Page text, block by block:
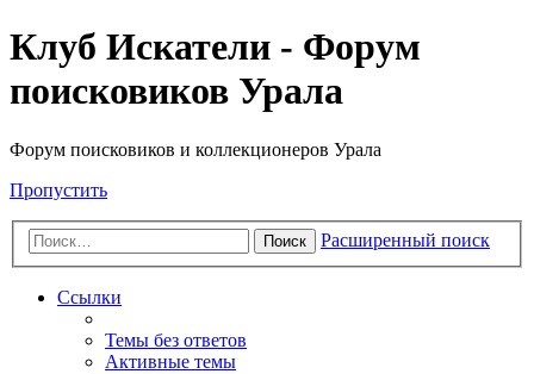
Клуб Искатели - Форум
поисковиков Урала
Форум поисковиков и коллекционеров Урала
Пропустить
Поиск Расширенный поиск
Ссылки
Темы без ответов
Активные темы